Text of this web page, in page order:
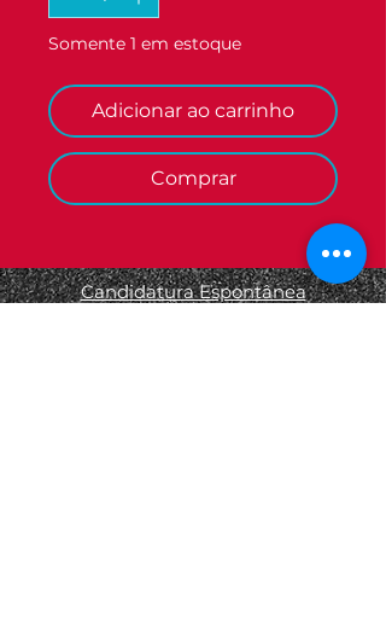
Somente 1 em estoque
Adicionar ao carrinho
Comprar
Candidatura Espontânea